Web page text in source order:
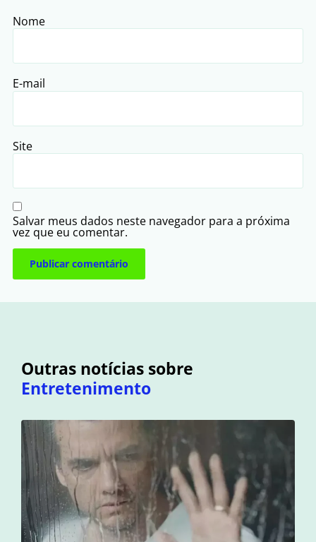
Nome
E-mail
Site
Salvar meus dados neste navegador para a próxima
vez que eu comentar.
Outras notícias sobre
Entretenimento